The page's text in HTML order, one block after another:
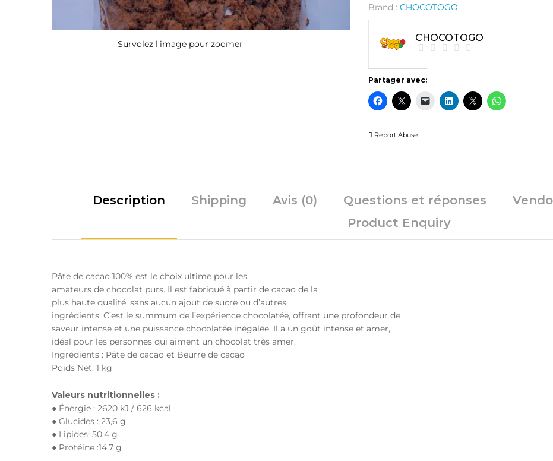
Survolez l'image pour zoomer
Brand :CHOCOTOGO
CHOCOTOGO
Partager avec:
Report Abuse
Description Shipping Avis (0) Questions et réponses
Product Enquiry
Pâte de cacao 100% est le choix ultime pour les
amateurs de chocolat purs. Il est fabriqué à partir de cacao de la
plus haute qualité, sans aucun ajout de sucre ou d’autres
ingrédients. C’est le summum de l’expérience chocolatée, offrant une profondeur de
saveur intense et une puissance chocolatée inégalée. Il a un goût intense et amer,
idéal pour les personnes qui aiment un chocolat très amer.
Ingrédients : Pâte de cacao et Beurre de cacao
Poids Net: 1 kg
Valeurs nutritionnelles :
● Énergie : 2620 kJ / 626 kcal
● Glucides : 23,6 g
● Lipides: 50,4 g
● Protéine :14,7 g